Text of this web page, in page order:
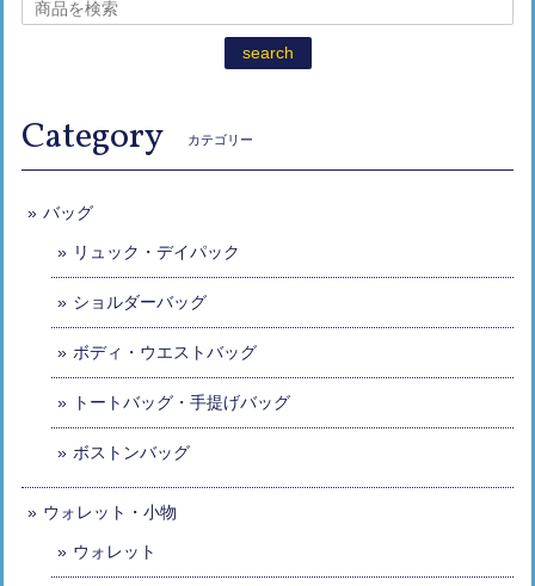
search
Category カテゴリー
バッグ
リュック・デイパック
ショルダーバッグ
ボディ・ウエストバッグ
トートバッグ・手提げバッグ
ボストンバッグ
ウォレット・小物
ウォレット